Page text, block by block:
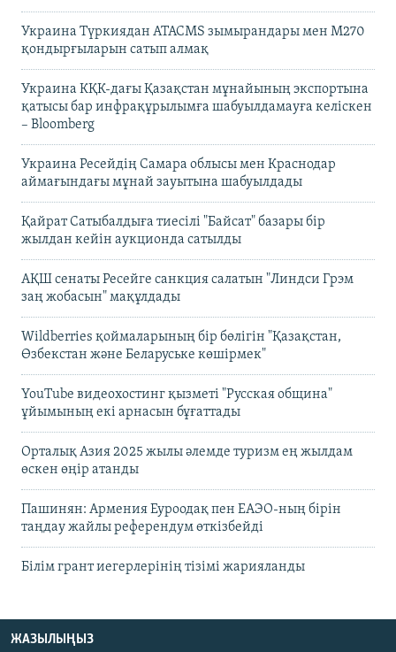
Украина Түркиядан ATACMS зымырандары мен M270
қондырғыларын сатып алмақ
Украина КҚК-дағы Қазақстан мұнайының экспортына
қатысы бар инфрақұрылымға шабуылдамауға келіскен
– Bloomberg
Украина Ресейдің Самара облысы мен Краснодар
аймағындағы мұнай зауытына шабуылдады
Қайрат Сатыбалдыға тиесілі "Байсат" базары бір
жылдан кейін аукционда сатылды
АҚШ сенаты Ресейге санкция салатын "Линдси Грэм
заң жобасын" мақұлдады
Wildberries қоймаларының бір бөлігін "Қазақстан,
Өзбекстан және Беларуське көшірмек"
YouTube видеохостинг қызметі "Русская община"
ұйымының екі арнасын бұғаттады
Орталық Азия 2025 жылы әлемде туризм ең жылдам
өскен өңір атанды
Пашинян: Армения Еуроодақ пен ЕАЭО-ның бірін
таңдау жайлы референдум өткізбейді
Білім грант иегерлерінің тізімі жарияланды
ЖАЗЫЛЫҢЫЗ